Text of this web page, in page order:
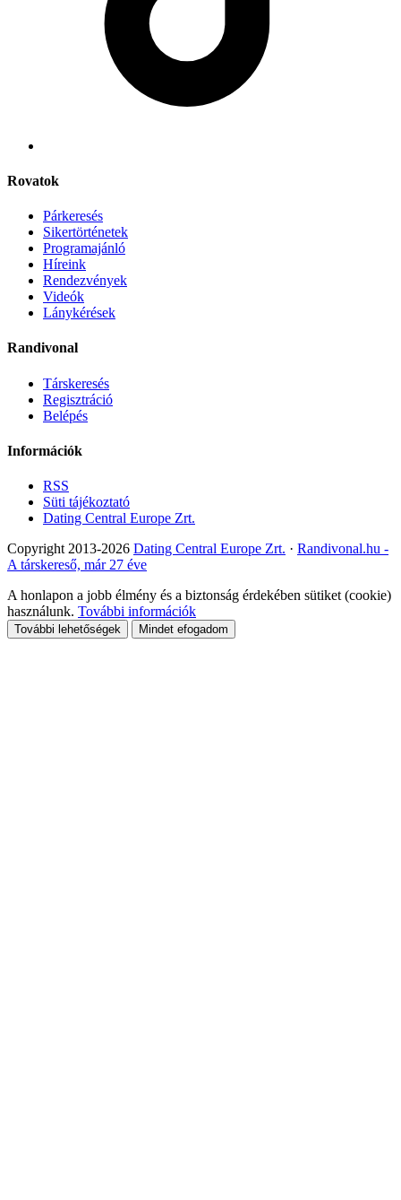
Rovatok
Párkeresés
Sikertörténetek
Programajánló
Híreink
Rendezvények
Videók
Lánykérések
Randivonal
Társkeresés
Regisztráció
Belépés
Információk
RSS
Süti tájékoztató
Dating Central Europe Zrt.
Copyright 2013-2026 Dating Central Europe Zrt. · Randivonal.hu -
A társkereső, már 27 éve
A honlapon a jobb élmény és a biztonság érdekében sütiket (cookie)
használunk. További információk
További lehetőségek Mindet efogadom